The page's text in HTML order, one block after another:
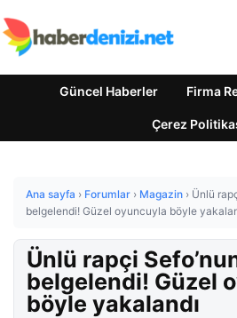
Güncel Haberler Firma
Çerez
Ana sayfa › Forumlar › Magazin › Ünlü
belgelendi! Güzel oyuncuyla böyle
Ünlü rapçi
belgelendi! Güzel
böyle yakalandı